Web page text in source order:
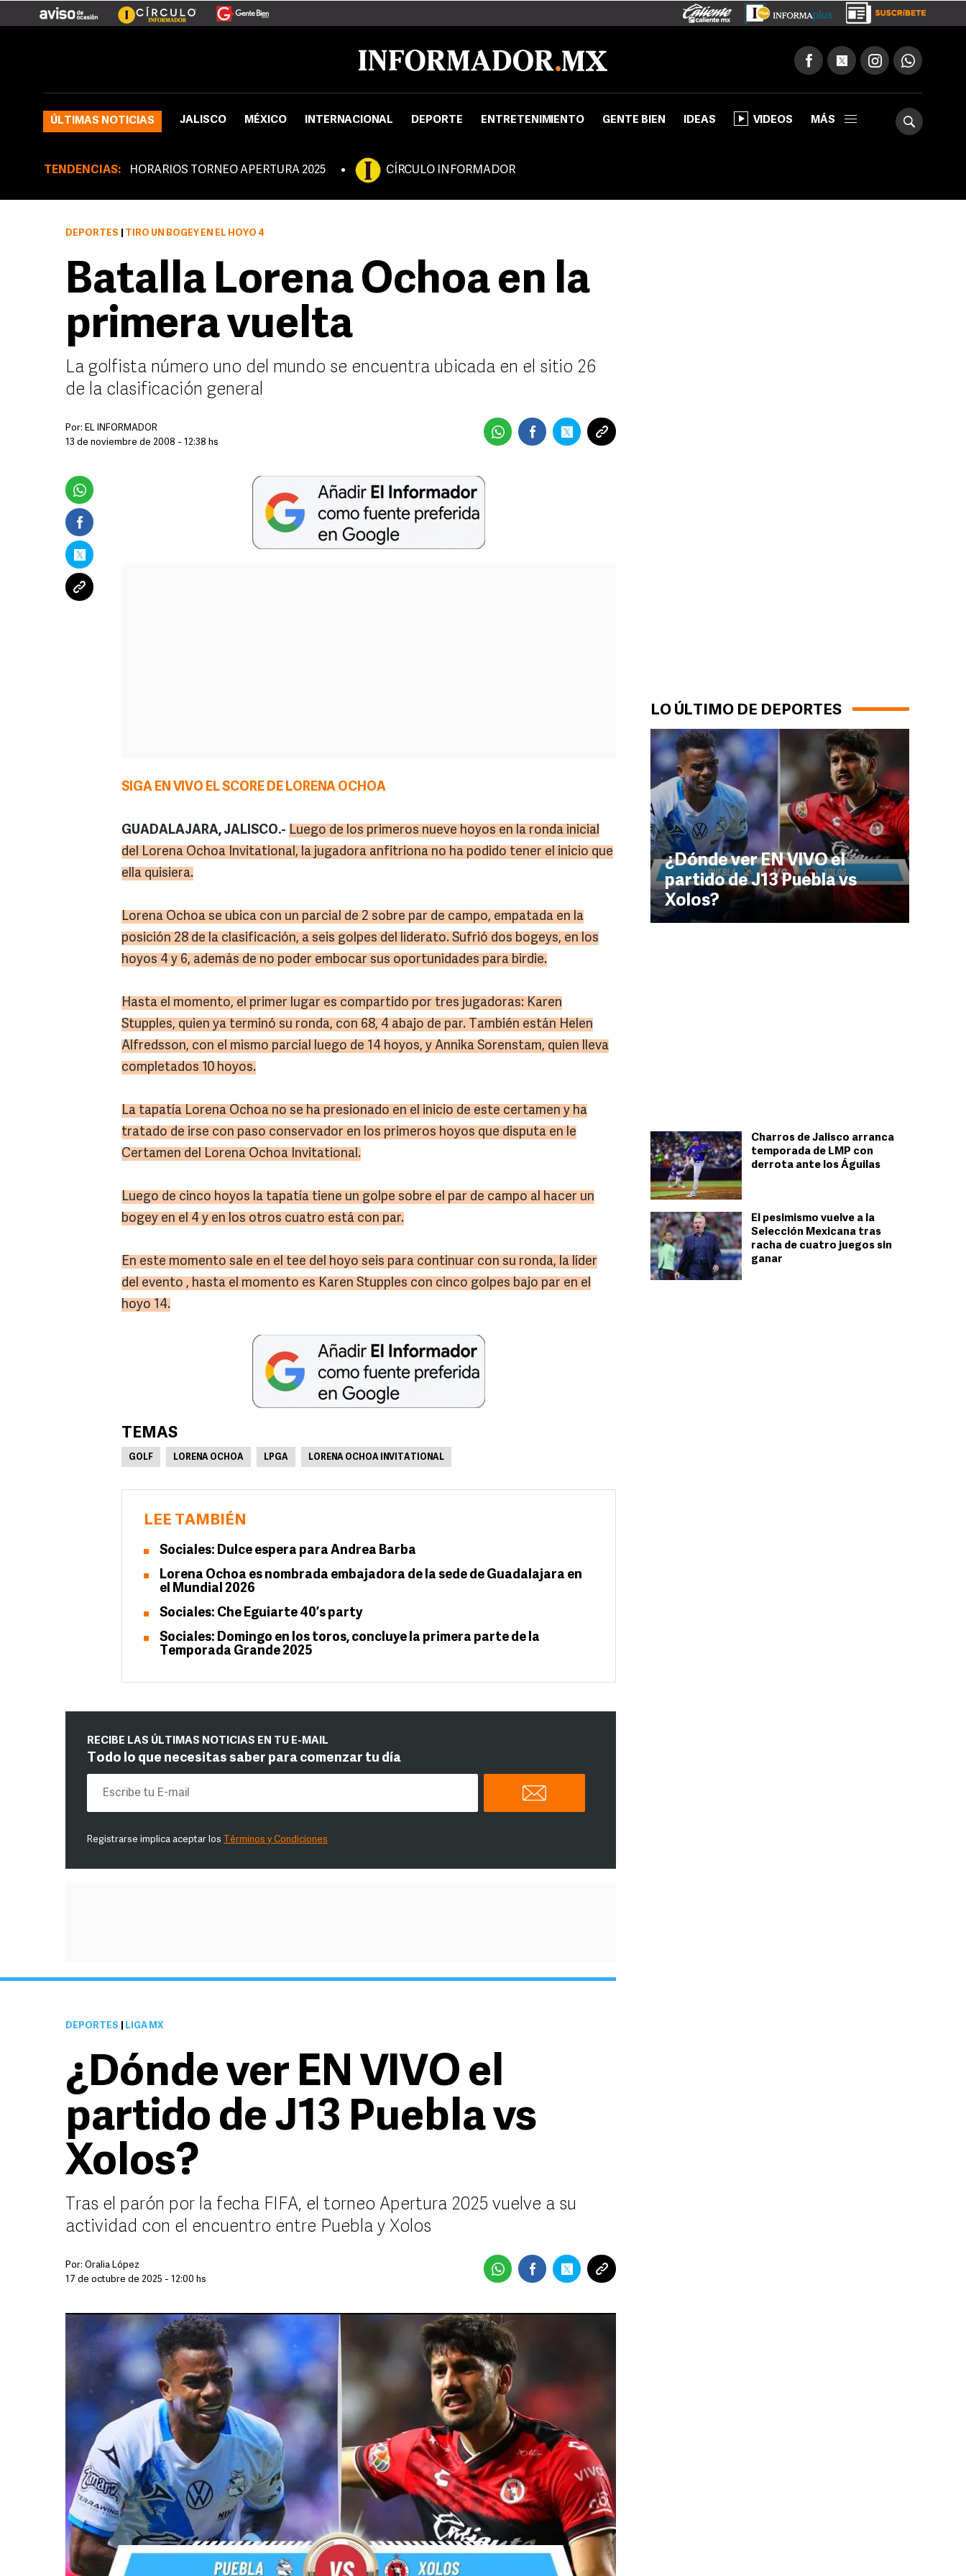
ÚLTIMAS NOTICIAS JALISCO MÉXICO INTERNACIONAL DEPORTE ENTRETENIMIENTO GENTE BIEN IDEAS VIDEOS MÁS
TENDENCIAS: HORARIOS TORNEO APERTURA 2025 CÍRCULO INFORMADOR
LO ÚLTIMO DE DEPORTES
¿Dónde ver EN VIVO el
partido de J13 Puebla vs
Xolos?
Charros de Jalisco arranca
temporada de LMP con
derrota ante los Águilas
El pesimismo vuelve a la
Selección Mexicana tras
racha de cuatro juegos sin
ganar
DEPORTES TIRÓ UN BOGEY EN EL HOYO 4
Batalla Lorena Ochoa en la
primera vuelta
La golfista número uno del mundo se encuentra ubicada en el sitio 26
de la clasificación general
Por: EL INFORMADOR
13 de noviembre de 2008 - 12:38 hs
SIGA EN VIVO EL SCORE DE LORENA OCHOA
GUADALAJARA, JALISCO.- Luego de los primeros nueve hoyos en la ronda inicial
del Lorena Ochoa Invitational, la jugadora anfitriona no ha podido tener el inicio que
ella quisiera.
Lorena Ochoa se ubica con un parcial de 2 sobre par de campo, empatada en la
posición 28 de la clasificación, a seis golpes del liderato. Sufrió dos bogeys, en los
hoyos 4 y 6, además de no poder embocar sus oportunidades para birdie.
Hasta el momento, el primer lugar es compartido por tres jugadoras: Karen
Stupples, quien ya terminó su ronda, con 68, 4 abajo de par. También están Helen
Alfredsson, con el mismo parcial luego de 14 hoyos, y Annika Sorenstam, quien lleva
completados 10 hoyos.
La tapatía Lorena Ochoa no se ha presionado en el inicio de este certamen y ha
tratado de irse con paso conservador en los primeros hoyos que disputa en le
Certamen del Lorena Ochoa Invitational.
Luego de cinco hoyos la tapatía tiene un golpe sobre el par de campo al hacer un
bogey en el 4 y en los otros cuatro está con par.
En este momento sale en el tee del hoyo seis para continuar con su ronda, la líder
del evento , hasta el momento es Karen Stupples con cinco golpes bajo par en el
hoyo 14.
TEMAS
GOLF LORENA OCHOA LPGA LORENA OCHOA INVITATIONAL
LEE TAMBIÉN
Sociales: Dulce espera para Andrea Barba
Lorena Ochoa es nombrada embajadora de la sede de Guadalajara en
el Mundial 2026
Sociales: Che Eguiarte 40’s party
Sociales: Domingo en los toros, concluye la primera parte de la
Temporada Grande 2025
RECIBE LAS ÚLTIMAS NOTICIAS EN TU E-MAIL
Todo lo que necesitas saber para comenzar tu día
Registrarse implica aceptar los Términos y Condiciones
DEPORTES LIGA MX
¿Dónde ver EN VIVO el
partido de J13 Puebla vs
Xolos?
Tras el parón por la fecha FIFA, el torneo Apertura 2025 vuelve a su
actividad con el encuentro entre Puebla y Xolos
Por: Oralia López
17 de octubre de 2025 - 12:00 hs